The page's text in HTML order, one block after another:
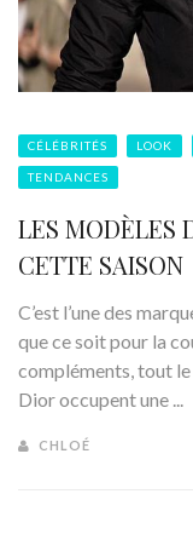
CÉLÉBRITÉS LOOK
TENDANCES
LES MODÈLES
CETTE SAISON
C’est l’une des
que ce soit pour la
compléments, tout le
Dior occupent une ...
CHLOÉ